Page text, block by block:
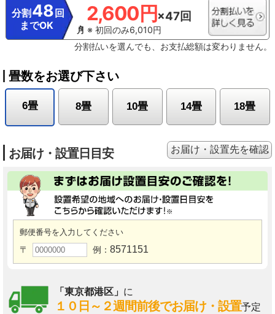
分割 48 回
までOK
2,600円×47回
※ 初回のみ6,010円
分割払いを選んでも、お支払総額は変わりません。
畳数をお選び下さい
6畳 8畳 10畳 14畳 18畳
お届け・設置日目安
郵便番号を入力してください
〒 例： 8571151
「東京都港区」 に
１０日～２週間前後でお届け・設置予定
お届け・設置先を確認